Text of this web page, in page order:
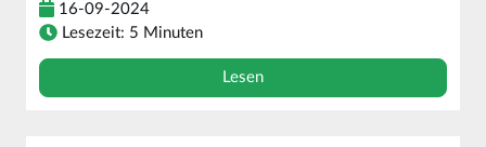
16-09-2024
Lesezeit: 5 Minuten
Lesen